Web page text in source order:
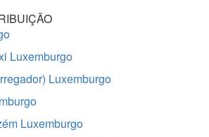
Luxemburgo
Luxemburgo
Luxemburgo